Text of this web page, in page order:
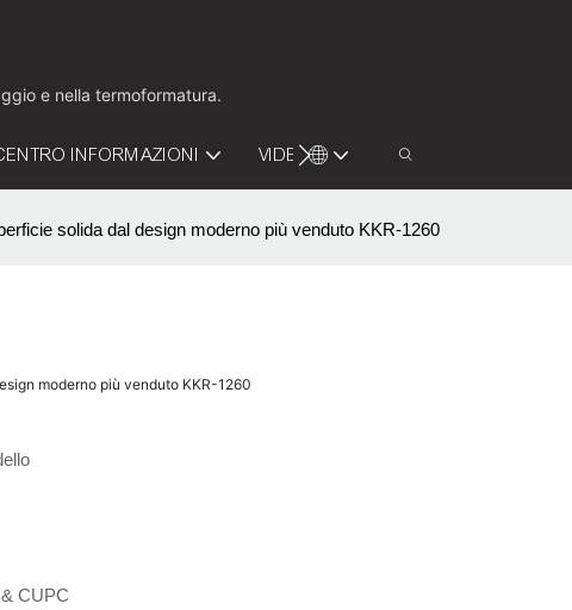
e nella termoformatura.
INFORMAZIONI VIDEO CONTATTACI
solida dal design moderno più venduto KKR-1260
moderno più venduto KKR-1260
CUPC